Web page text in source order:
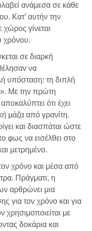
ανάμεσα σε κάθε
Κατ’ αυτήν την
χώρος γίνεται
χρόνου.
σε διαρκή
να
υπόσταση: τη διπλή
Με την πρώτη
ότι έχει
μάζα από γρανίτη.
και διασπάται ώστε
φως να εισέλθει στο
μετρημένο.
χρόνο και μέσα από
Πράγματι, η
αρθρώνει μια
για τον χρόνο και για
χρησιμοποιείται με
δοκάρια και